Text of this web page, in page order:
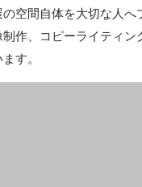
空間自体を大切な人へ
作、コピーライティン
す。